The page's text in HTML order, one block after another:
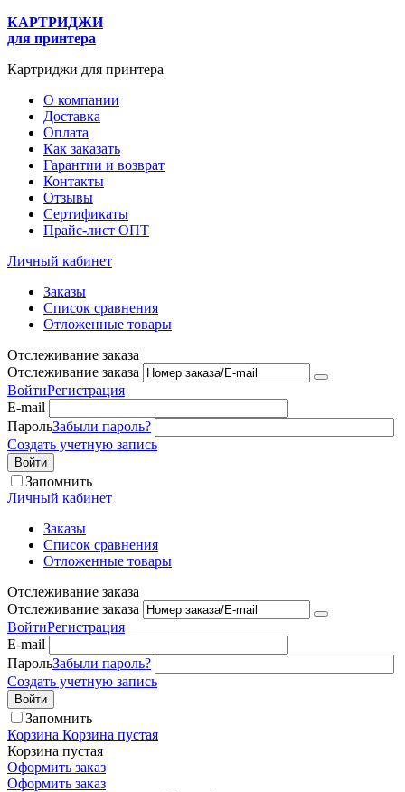
КАРТРИДЖИ
для принтера
Картриджи для принтера
О компании
Доставка
Оплата
Как заказать
Гарантии и возврат
Контакты
Отзывы
Сертификаты
Прайс-лист ОПТ
Личный кабинет
Заказы
Список сравнения
Отложенные товары
Отслеживание заказа
Отслеживание заказа
ВойтиРегистрация
E-mail
ПарольЗабыли пароль?
Создать учетную запись
Войти
Запомнить
Личный кабинет
Заказы
Список сравнения
Отложенные товары
Отслеживание заказа
Отслеживание заказа
ВойтиРегистрация
E-mail
ПарольЗабыли пароль?
Создать учетную запись
Войти
Запомнить
Корзина Корзина пустая
Корзина пустая
Оформить заказ
Оформить заказ